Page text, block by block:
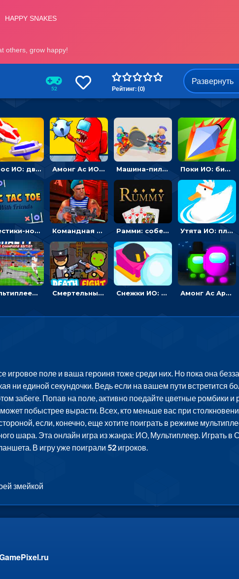
52 Рейтинг: (0)
Развернуть
Гирос ИО: двигать фишку по полю и выталкивать соперников Амонг Ас ИО: собирать силу или бить врагов на поле Машина-пила ИО: таранить и резать соперников Поки ИО: бить копьем и уничтожать соперников
Крестики-нолики мультиплеер: найди соперника и сразись Командная стрелялка: найди и уничтожь врага Рамми: собери комбинации и сбрось карты Утята ИО: плыви и собирай потомство
Мультиплеер Футбольные пенальти: бей и отражай атаку Смертельный бой ИО: меняй оружие и побеждай Снежки ИО: катай ком и бей соперников Амонг Ас Арена: охоться и беги от врагов - ИО
поле и ваша героиня тоже среди них. Но пока она
ни единой секундочки. Ведь если на вашем пути встретится
забеге. Попав на поле, активно поедайте цветные ромбики
побыстрее вырасти. Всех, кто меньше вас при
если, конечно, еще хотите поиграть в режиме
шара. Эта онлайн игра из жанра: ИО, Мультиплеер. Играть в
В игру уже поиграли 52игроков.
змейкой